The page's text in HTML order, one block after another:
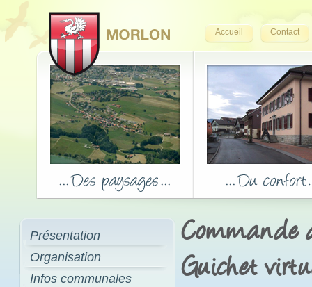
Accueil Contact
Présentation
Organisation
Infos communales
Commande
Guichet